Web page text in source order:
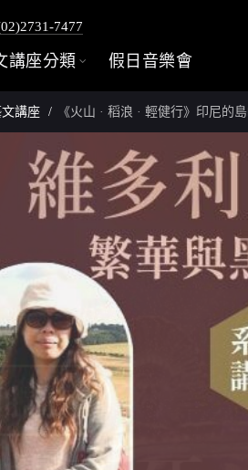
7477
講座分類 假日音樂會
講座 《火山 · 稻浪 · 輕健行》印尼的